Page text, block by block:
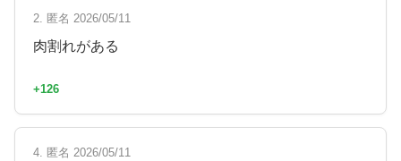
2. 匿名 2026/05/11
肉割れがある
+126
4. 匿名 2026/05/11